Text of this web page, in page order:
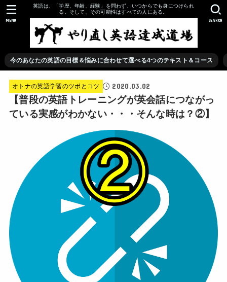
英語は、「学歴、年齢、経験」を問わず、いつからでも身につけられ
る。そして、その可能性はすべての人にある。
今のあなたの英語の目標＆悩みに合わせて選べる4つのテキスト＆コース
SEARCH
MENU
オトナの英語学習のツボとコツ 2020.03.02
【普段の英語トレーニングが英会話につながっ
ている実感がわかない・・・そんな時は？②】